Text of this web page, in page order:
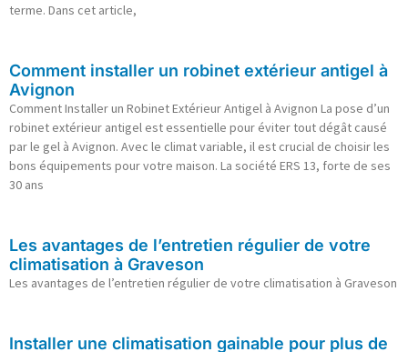
terme. Dans cet article,
Comment installer un robinet extérieur antigel à
Avignon
Comment Installer un Robinet Extérieur Antigel à Avignon La pose d’un
robinet extérieur antigel est essentielle pour éviter tout dégât causé
par le gel à Avignon. Avec le climat variable, il est crucial de choisir les
bons équipements pour votre maison. La société ERS 13, forte de ses
30 ans
Les avantages de l’entretien régulier de votre
climatisation à Graveson
Les avantages de l’entretien régulier de votre climatisation à Graveson
Installer une climatisation gainable pour plus de